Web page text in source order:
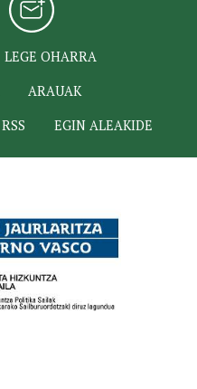
LEGE OHARRA
ARAUAK
RSS EGIN ALEAKIDE